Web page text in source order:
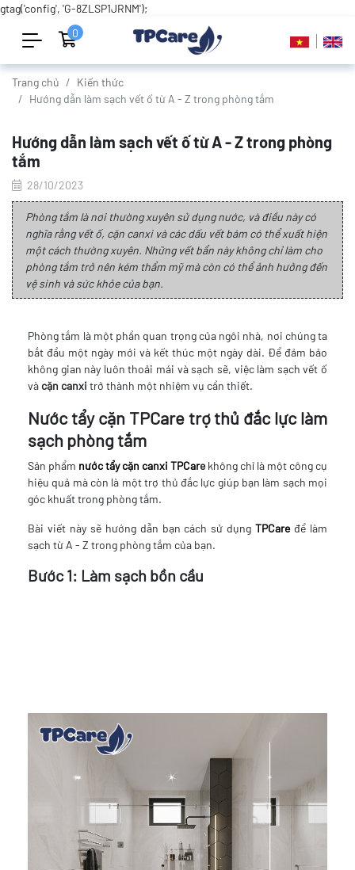
gtag('config', 'G-8ZLSP1JRNM');
0
Trang chủ
Kiến thức
Hướng dẫn làm sạch vết ố từ A - Z trong phòng tắm
Hướng dẫn làm sạch vết ố từ A - Z trong phòng
tắm
28/10/2023
Phòng tắm là nơi thường xuyên sử dụng nước, và điều này có
nghĩa rằng vết ố, cặn canxi và các dấu vết bám có thể xuất hiện
một cách thường xuyên. Những vết bẩn này không chỉ làm cho
phòng tắm trở nên kém thẩm mỹ mà còn có thể ảnh hưởng đến
vệ sinh và sức khỏe của bạn.
Phòng tắm là một phần quan trọng của ngôi nhà, nơi chúng ta
bắt đầu một ngày mới và kết thúc một ngày dài. Để đảm bảo
không gian này luôn thoải mái và sạch sẽ, việc làm sạch vết ố
và cặn canxi trở thành một nhiệm vụ cần thiết.
Nước tẩy cặn TPCare trợ thủ đắc lực làm
sạch phòng tắm
Sản phẩm nước tẩy cặn canxi TPCarekhông chỉ là một công cụ
hiệu quả mà còn là một trợ thủ đắc lực giúp bạn làm sạch mọi
góc khuất trong phòng tắm.
Bài viết này sẽ hướng dẫn bạn cách sử dụngTPCaređể làm
sạch từ A - Z trong phòng tắm của bạn.
Bước 1: Làm sạch bồn cầu